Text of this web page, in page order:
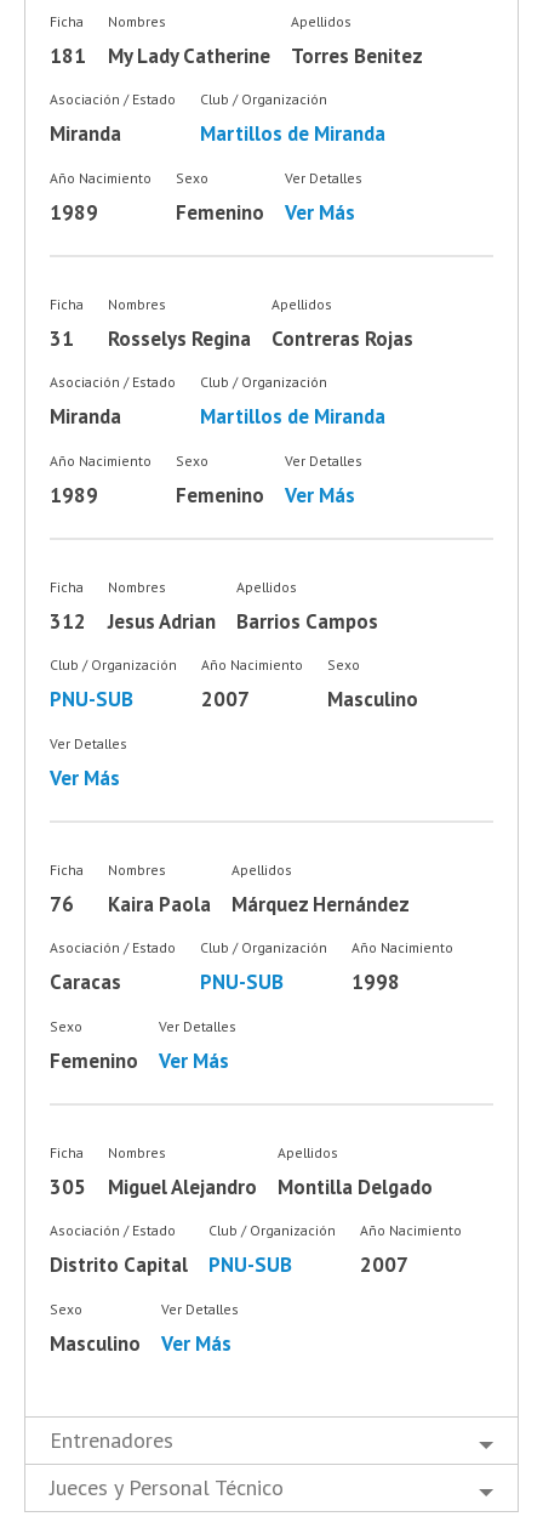
Ficha
181
Nombres
My Lady Catherine
Apellidos
Torres Benitez
Asociación / Estado
Miranda
Club / Organización
Martillos de Miranda
Año Nacimiento
1989
Sexo
Femenino
Ver Detalles
Ver Más
Ficha
31
Nombres
Rosselys Regina
Apellidos
Contreras Rojas
Asociación / Estado
Miranda
Club / Organización
Martillos de Miranda
Año Nacimiento
1989
Sexo
Femenino
Ver Detalles
Ver Más
Ficha
312
Nombres
Jesus Adrian
Apellidos
Barrios Campos
Club / Organización
PNU-SUB
Año Nacimiento
2007
Sexo
Masculino
Ver Detalles
Ver Más
Ficha
76
Nombres
Kaira Paola
Apellidos
Márquez Hernández
Asociación / Estado
Caracas
Club / Organización
PNU-SUB
Año Nacimiento
1998
Sexo
Femenino
Ver Detalles
Ver Más
Ficha
305
Nombres
Miguel Alejandro
Apellidos
Montilla Delgado
Asociación / Estado
Distrito Capital
Club / Organización
PNU-SUB
Año Nacimiento
2007
Sexo
Masculino
Ver Detalles
Ver Más
Entrenadores
Jueces y Personal Técnico